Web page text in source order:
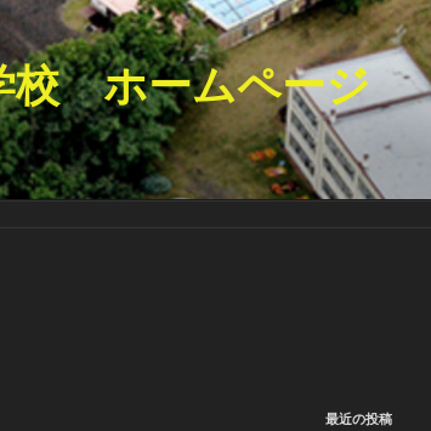
校 ホームページ
最近の投稿